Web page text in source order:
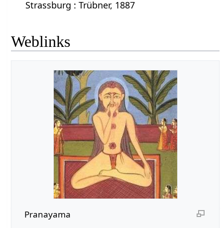
Strassburg : Trübner, 1887
Weblinks
Pranayama